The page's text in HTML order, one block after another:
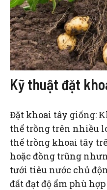
Kỹ thuật đặt
Đặt khoai tây giống:
thể trồng trên nhiều
thể trồng khoai tây
hoặc đồng trũng
tưới tiêu nước chủ
đất đạt độ ẩm phù hợp